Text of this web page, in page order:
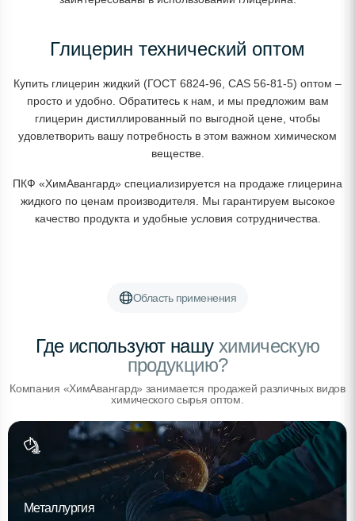
Глицерин технический оптом
Купить глицерин жидкий (ГОСТ 6824-96, CAS 56-81-5) оптом –
просто и удобно. Обратитесь к нам, и мы предложим вам
глицерин дистиллированный по выгодной цене, чтобы
удовлетворить вашу потребность в этом важном химическом
веществе.
ПКФ «ХимАвангард» специализируется на продаже глицерина
жидкого по ценам производителя. Мы гарантируем высокое
качество продукта и удобные условия сотрудничества.
Область применения
Где используют нашухимическую
продукцию?
Компания «ХимАвангард» занимается продажей различных видов
химического сырья оптом.
Металлургия